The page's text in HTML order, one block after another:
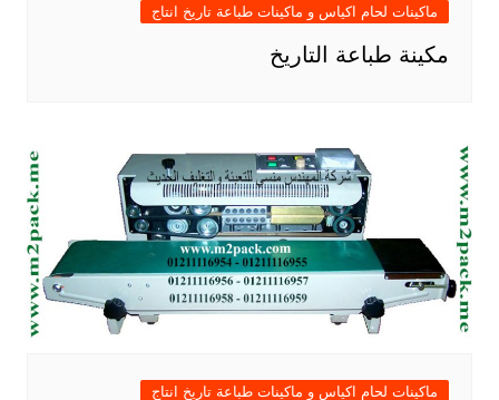
ماكينات لحام اكياس و ماكينات طباعة تاريخ انتاج
مكينة طباعة التاريخ
ماكينات لحام اكياس و ماكينات طباعة تاريخ انتاج